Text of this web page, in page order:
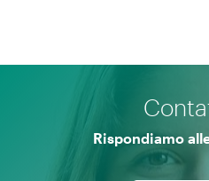
Rispondiamo